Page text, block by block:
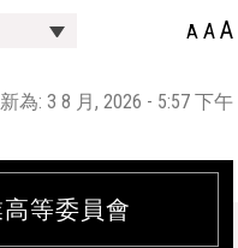
A AA
為: 3 8 月, 2026 - 5:57 下午
等委員會